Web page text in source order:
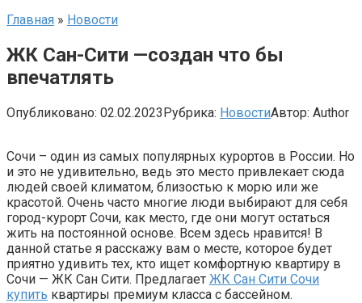
Главная » Новости
ЖК Сан-Сити —создан что бы
впечатлять
Опубликовано: 02.02.2023Рубрика: НовостиАвтор: Author
Сочи – один из самых популярных курортов в России. Но
и это не удивительно, ведь это место привлекает сюда
людей своей климатом, близостью к морю или же
красотой. Очень часто многие люди выбирают для себя
город-курорт Сочи, как место, где они могут остаться
жить на постоянной основе. Всем здесь нравится! В
данной статье я расскажу вам о месте, которое будет
приятно удивить тех, кто ищет комфортную квартиру в
Сочи — ЖК Сан Сити. Предлагает ЖК Сан Сити Сочи
купить квартиры премиум класса с бассейном.